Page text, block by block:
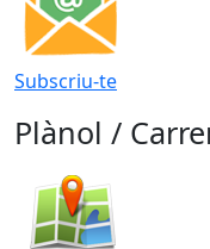
Subscriu-te
Plànol /